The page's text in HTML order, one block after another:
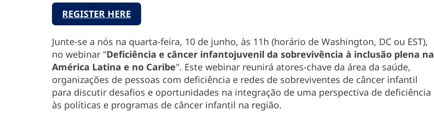
REGISTER HERE
Junte-se a nós na quarta-feira, 10 de junho, às 11h (horário de Washington, DC ou EST),
no webinar "Deficiência e câncer infantojuvenil da sobrevivência à inclusão plena na
América Latina e no Caribe". Este webinar reunirá atores-chave da área da saúde,
organizações de pessoas com deficiência e redes de sobreviventes de câncer infantil
para discutir desafios e oportunidades na integração de uma perspectiva de deficiência
às políticas e programas de câncer infantil na região.